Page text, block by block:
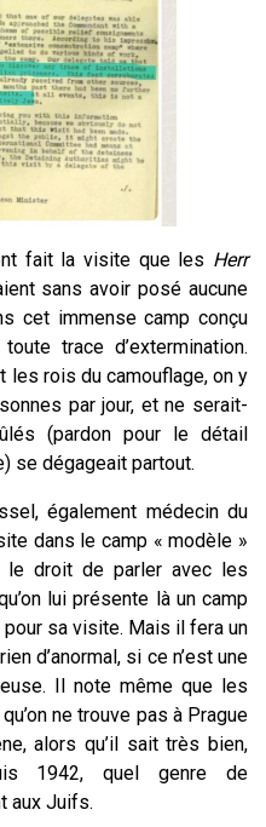
fait la visite que les Herr
sans avoir posé aucune
cet immense camp conçu
trace d’extermination.
les rois du camouflage, on y
par jour, et ne serait-
(pardon pour le détail
se dégageait partout.
également médecin du
dans le camp « modèle »
le droit de parler avec les
lui présente là un camp
sa visite. Mais il fera un
d’anormal, si ce n’est une
Il note même que les
ne trouve pas à Prague
alors qu’il sait très bien,
1942, quel genre de
aux Juifs.